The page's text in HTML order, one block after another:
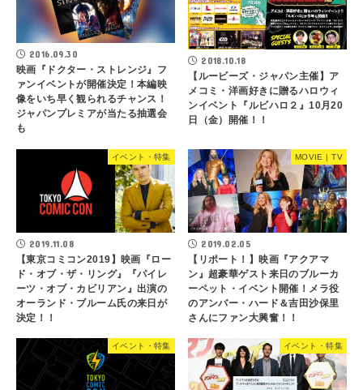
2016.09.30
映画『ドクター・ストレンジ』フ
ァンイベントが開催決定！本編映
像をいち早く観られるチャンス！
ジャパンプレミアが当たる抽選会
も
2018.10.18
【ルービーズ・ジャパン主催】ア
メコミ・洋画好きに贈るハロウィ
ンイベント『ルビハロ２』10月20
日（金）開催！！
イベント・特集
2019.11.08
【東京コミコン2019】映画『ロー
ド・オブ・ザ・リング』『パイレ
ーツ・オブ・カビリアン』出演の
オーランド・ブルーム氏の来日が
決定！！
MOVIE | TV
2019.02.05
【リポート！】映画『アクアマ
ン』超豪華ゲスト来日のブルーカ
ーペット・イベント開催！メラ役
のアンバー・ハード＆吉田沙保里
さんにファン大興奮！！
イベント・特集 イベント・特集